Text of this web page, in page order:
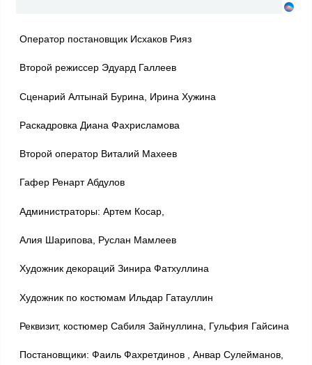
Оператор постановщик Исхаков Рияз
Второй режиссер Эдуард Галлеев
Сценарий Алтынай Бурина, Ирина Хужина
Раскадровка Диана Фахрисламова
Второй оператор Виталий Махеев
Гафер Ренарт Абдулов
Администраторы: Артем Косар,
Алия Шарипова, Руслан Мамлеев
Художник декораций Зинира Фатхуллина
Художник по костюмам Ильдар Гатауллин
Реквизит, костюмер Сабиля Зайнуллина, Гульфия Гайсина
Постановщики: Фаиль Фахретдинов , Анвар Сулейманов,